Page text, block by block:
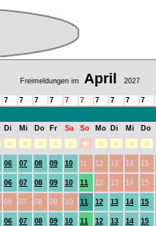
Freimeldungen im April 2027
7 7 7 7 7 7 7 7 7 7
Di Mi Do Fr Sa So Mo Di Mi Do
06 07 08 09 10 11 12 13 14
15
06 07 08 09 10 11 12 13 14
15
06 07 08 09 10 11 12 13 14
15
06 07 08 09 10 11 12 13 14
15